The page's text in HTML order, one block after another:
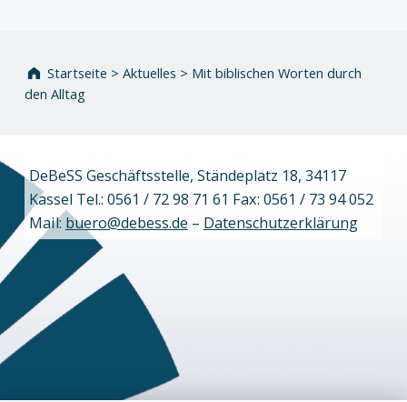
Startseite > Aktuelles > Mit biblischen Worten durch
den Alltag
DeBeSS Geschäftsstelle, Ständeplatz 18, 34117
Kassel Tel.: 0561 / 72 98 71 61 Fax: 0561 / 73 94 052
Mail: buero@debess.de – Datenschutzerklärung